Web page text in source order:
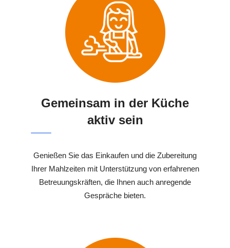
Gemeinsam in der Küche
aktiv sein
Genießen Sie das Einkaufen und die Zubereitung
Ihrer Mahlzeiten mit Unterstützung von erfahrenen
Betreuungskräften, die Ihnen auch anregende
Gespräche bieten.